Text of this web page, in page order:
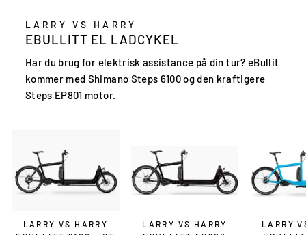
LARRY VS HARRY
EBULLITT EL LADCYKEL
Har du brug for elektrisk assistance på din tur? eBullit
kommer med Shimano Steps 6100 og den kraftigere
Steps EP801 motor.
LARRY VS HARRY
LARRY VS HARRY
LARRY